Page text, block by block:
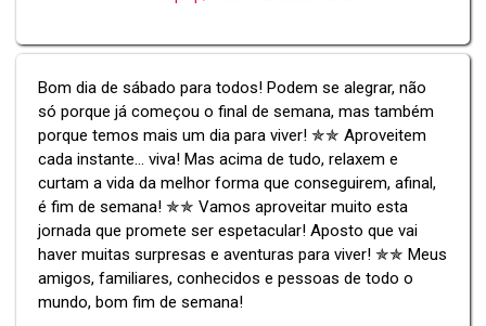
Bom dia de sábado para todos! Podem se alegrar, não
só porque já começou o final de semana, mas também
porque temos mais um dia para viver! ✯✯ Aproveitem
cada instante... viva! Mas acima de tudo, relaxem e
curtam a vida da melhor forma que conseguirem, afinal,
é fim de semana! ✯✯ Vamos aproveitar muito esta
jornada que promete ser espetacular! Aposto que vai
haver muitas surpresas e aventuras para viver! ✯✯ Meus
amigos, familiares, conhecidos e pessoas de todo o
mundo, bom fim de semana!